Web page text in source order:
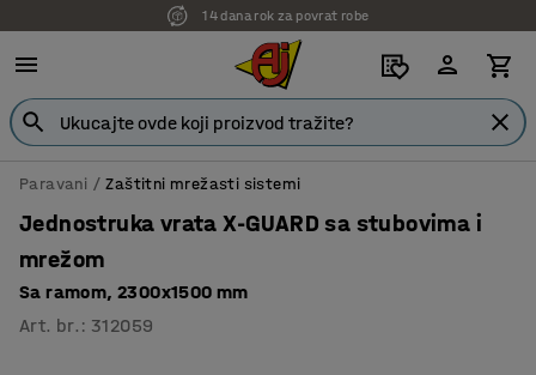
14 dana rok za povrat robe
Paravani Zaštitni mrežasti sistemi
Jednostruka vrata X-GUARD sa stubovima i
mrežom
Sa ramom, 2300x1500 mm
Art. br. : 312059